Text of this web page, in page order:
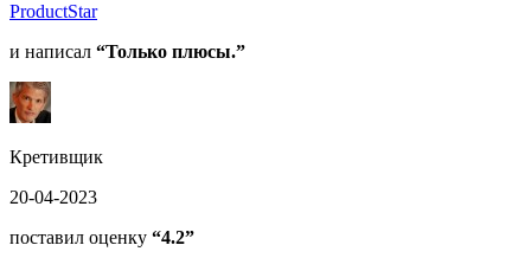
ProductStar
и написал “Только плюсы.”
Кретивщик
20-04-2023
поставил оценку “4.2”